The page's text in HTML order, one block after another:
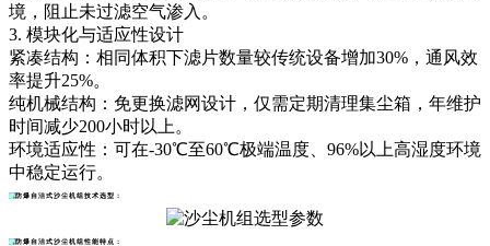
境，阻止未过滤空气渗入。
3. 模块化与适应性设计
紧凑结构：相同体积下滤片数量较传统设备增加30%，通风效
率提升25%。
纯机械结构：免更换滤网设计，仅需定期清理集尘箱，年维护
时间减少200小时以上。
环境适应性：可在-30℃至60℃极端温度、96%以上高湿度环境
中稳定运行。
防爆自洁式沙尘机组技术选型：
防爆自洁式沙尘机组性能特点：